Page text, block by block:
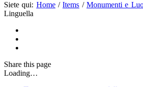
Siete qui: Home / Items / Monumenti e
Linguella
Share this page
Loading…